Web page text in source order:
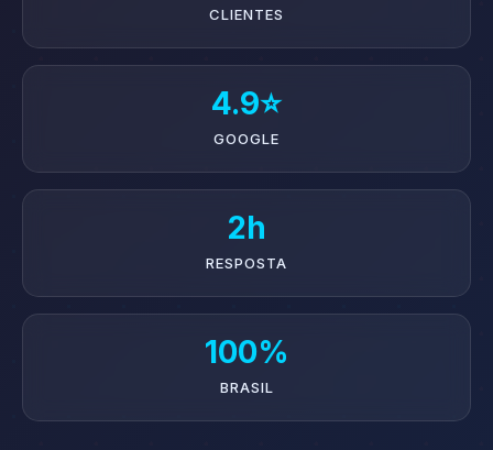
CLIENTES
4.9⭐
GOOGLE
2h
RESPOSTA
100%
BRASIL